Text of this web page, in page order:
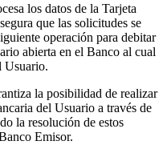
los datos de la Tarjeta
que las solicitudes se
operación para debitar
abierta en el Banco al cual
Usuario.
la posibilidad de realizar
del Usuario a través de
la resolución de estos
Emisor.